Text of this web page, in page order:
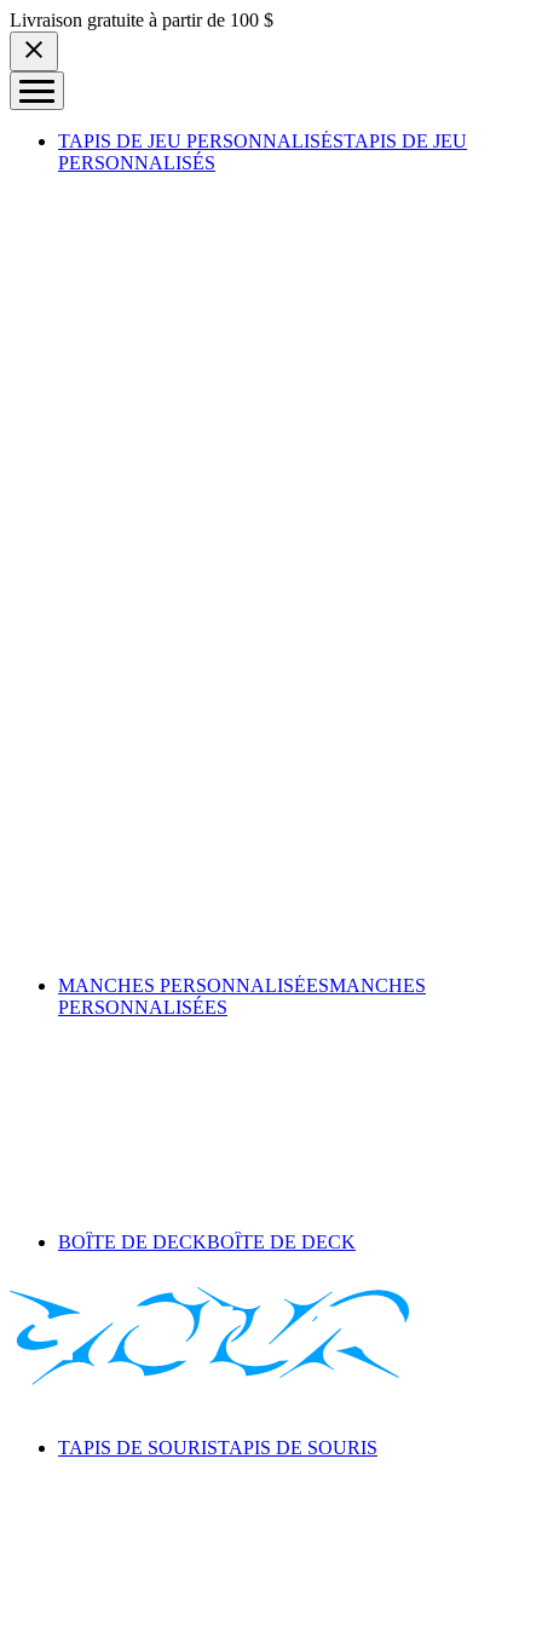
Skip to content
Livraison gratuite à partir de 100 $
TAPIS DE JEU PERSONNALISÉSTAPIS DE JEU
PERSONNALISÉS
MANCHES PERSONNALISÉESMANCHES
PERSONNALISÉES
BOÎTE DE DECKBOÎTE DE DECK
TAPIS DE SOURISTAPIS DE SOURIS